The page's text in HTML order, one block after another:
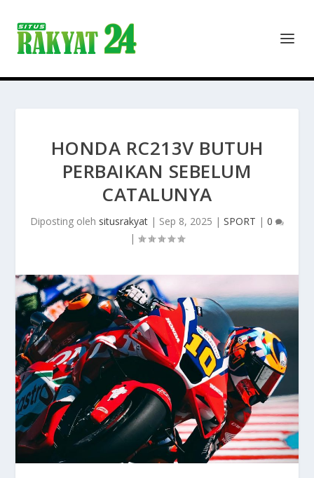
HONDA RC213V BUTUH
PERBAIKAN SEBELUM
CATALUNYA
Diposting oleh situsrakyat | Sep 8, 2025 | SPORT | 0
|